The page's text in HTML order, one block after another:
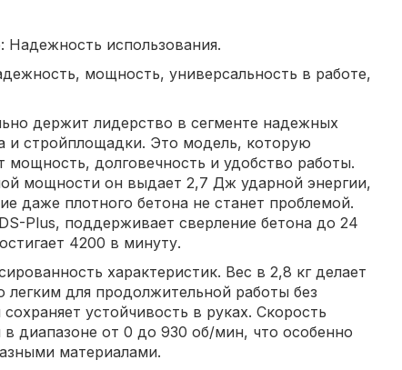
Надежность использования.
мощность, универсальность в работе,
держит лидерство в сегменте надежных
и стройплощадки. Это модель, которую
мощность, долговечность и удобство работы.
мощности он выдает 2,7 Дж ударной энергии,
даже плотного бетона не станет проблемой.
Plus, поддерживает сверление бетона до 24
4200 в минуту.
характеристик. Вес в 2,8 кг делает
легким для продолжительной работы без
устойчивость в руках. Скорость
в диапазоне от 0 до 930 об/мин, что особенно
материалами.